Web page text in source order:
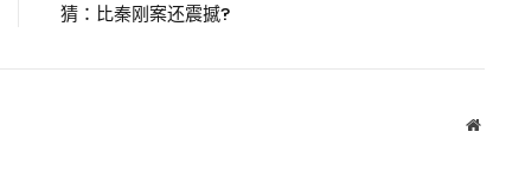
猜：比秦刚案还震撼?
Website